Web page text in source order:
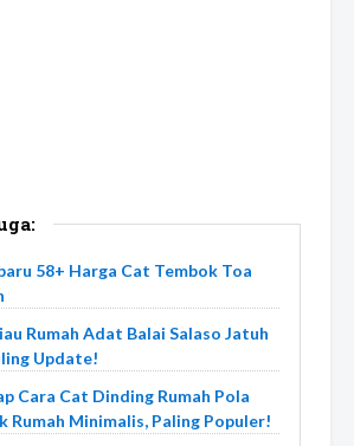
58+ Harga Cat Tembok Toa
Rumah Adat Balai Salaso Jatuh
Update!
Cara Cat Dinding Rumah Pola
Rumah Minimalis, Paling Populer!